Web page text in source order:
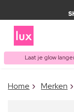
Laat je glow
Home Merken